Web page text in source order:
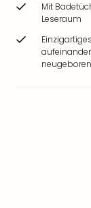
Mit
Leseraum
neugeboren